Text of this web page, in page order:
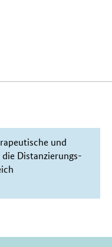
und
Distanzierungs-